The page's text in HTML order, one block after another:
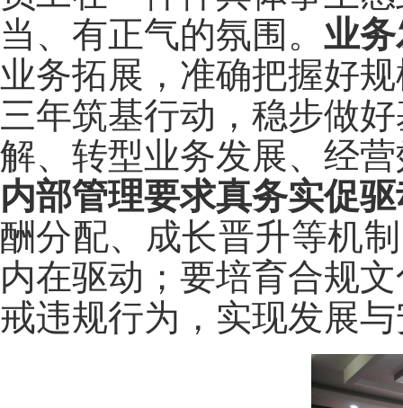
当、有正气的氛围。 业
业务拓展，准确把握好
三年筑基行动，稳步做
解、转型业务发展、经
内部管理要求真务实促
酬分配、成长晋升等机
内在驱动；要培育合规
戒违规行为，实现发展